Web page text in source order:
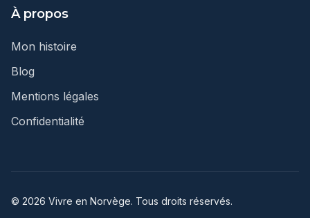
À propos
Mon histoire
Blog
Mentions légales
Confidentialité
© 2026 Vivre en Norvège. Tous droits réservés.